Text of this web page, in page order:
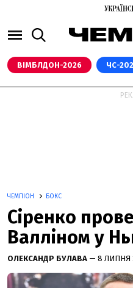
ВІМБЛДОН-2026 ЧС-
ЧЕМПІОН БОКС
Сіренко
Валліном у
ОЛЕКСАНДР БУЛАВА — 8 ЛИПНЯ